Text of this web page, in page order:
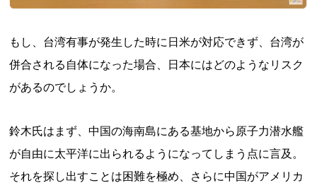
もし、台湾有事が発生した時に日米が対応できず、台湾が
併合される自体になった場合、日本にはどのようなリスク
があるのでしょうか。
鈴木氏はまず、中国の海南島にある基地から原子力潜水艦
が自由に太平洋に出られるようになってしまう点に言及。
それを探し出すことは困難を極め、さらに中国がアメリカ